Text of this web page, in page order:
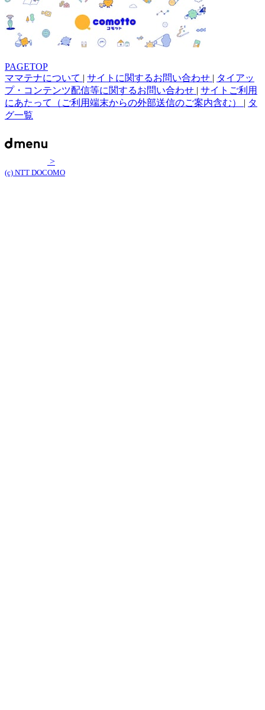
PAGETOP
ママテナについて | サイトに関するお問い合わせ | タイアッ
プ・コンテンツ配信等に関するお問い合わせ | サイトご利用
にあたって（ご利用端末からの外部送信のご案内含む） | タ
グ一覧
>
(c) NTT DOCOMO